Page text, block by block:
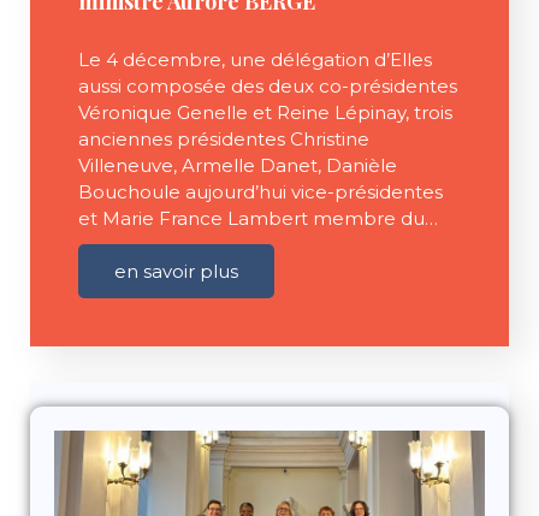
Le 4 décembre, une délégation d’Elles
aussi composée des deux co-présidentes
Véronique Genelle et Reine Lépinay, trois
anciennes présidentes Christine
Villeneuve, Armelle Danet, Danièle
Bouchoule aujourd’hui vice-présidentes
et Marie France Lambert membre du…
en savoir plus